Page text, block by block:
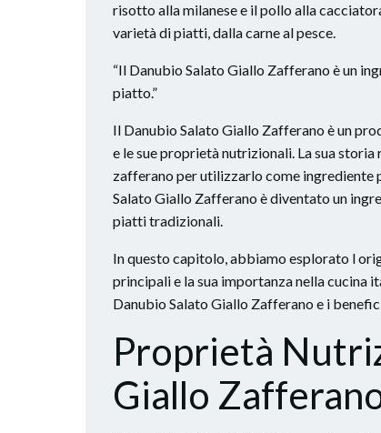
risotto alla milanese e il pollo alla
varietà di piatti, dalla carne al pesce.
“Il Danubio Salato Giallo Zafferano è un
piatto.”
Il Danubio Salato Giallo Zafferano è un
e le sue proprietà nutrizionali. La sua
zafferano per utilizzarlo come ingrediente
Salato Giallo Zafferano è diventato un
piatti tradizionali.
In questo capitolo, abbiamo esplorato l
principali e la sua importanza nella cucina
Danubio Salato Giallo Zafferano e i
Proprietà
Giallo